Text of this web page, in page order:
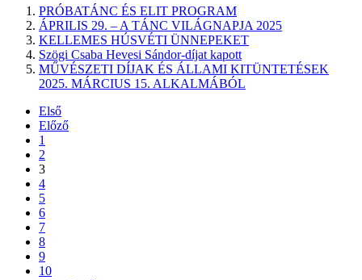
PRÓBATÁNC ÉS ELIT PROGRAM
ÁPRILIS 29. – A TÁNC VILÁGNAPJA 2025
KELLEMES HÚSVÉTI ÜNNEPEKET
Szögi Csaba Hevesi Sándor-díjat kapott
MŰVÉSZETI DÍJAK ÉS ÁLLAMI KITÜNTETÉSEK
2025. MÁRCIUS 15. ALKALMÁBÓL
Első
Előző
1
2
3
4
5
6
7
8
9
10